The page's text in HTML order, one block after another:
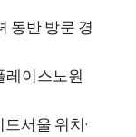
동반 방문 경
레이스노원
서울 위치·